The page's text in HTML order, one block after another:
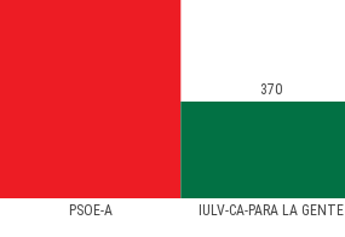
PSOE-A IULV-CA-PARA LA GENTE
370